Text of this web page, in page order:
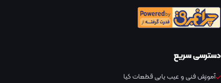
دسترسی سریع
آموزش فنی و عیب یابی قطعات کیا